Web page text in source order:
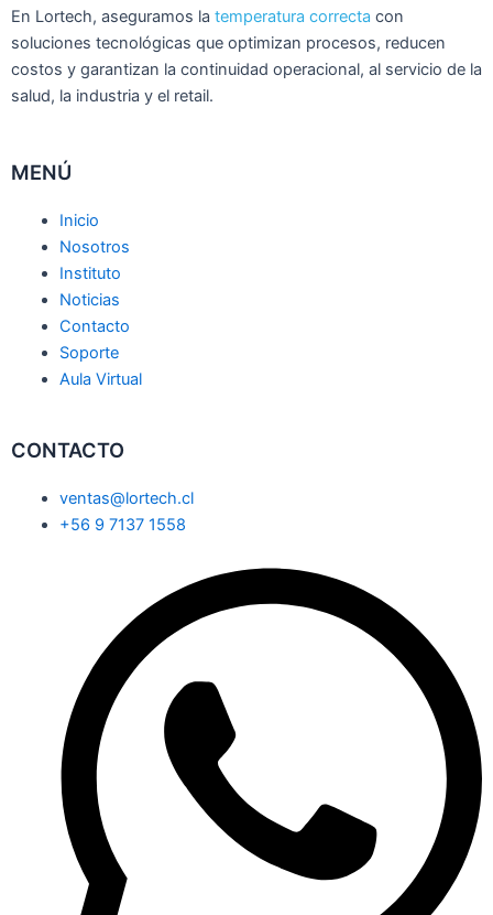
En Lortech, aseguramos la temperatura correcta con
soluciones tecnológicas que optimizan procesos, reducen
costos y garantizan la continuidad operacional, al servicio de la
salud, la industria y el retail.
MENÚ
Inicio
Nosotros
Instituto
Noticias
Contacto
Soporte
Aula Virtual
CONTACTO
ventas@lortech.cl
+56 9 7137 1558